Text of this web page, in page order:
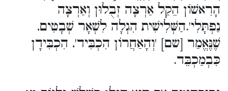
הָרִאשׁוֹן הֵקַל אַרְצָה זְבֻלוּן וְאַרְצָה
נַפְתָּלִי'.הַשְּׁלִישִׁית הִגְלָה לִשְׁאָר שְׁבָטִים,
שֶׁנֶּאֱמַר [שם] 'וְהָאַחֲרוֹן הִכְבִּיד', הִכְבִּידָן
כִּבְמַכְבֵּד.